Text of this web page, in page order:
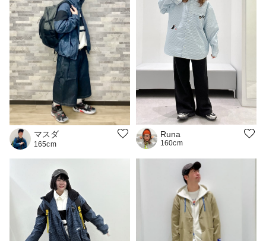
マスダ
165cm
Runa
160cm